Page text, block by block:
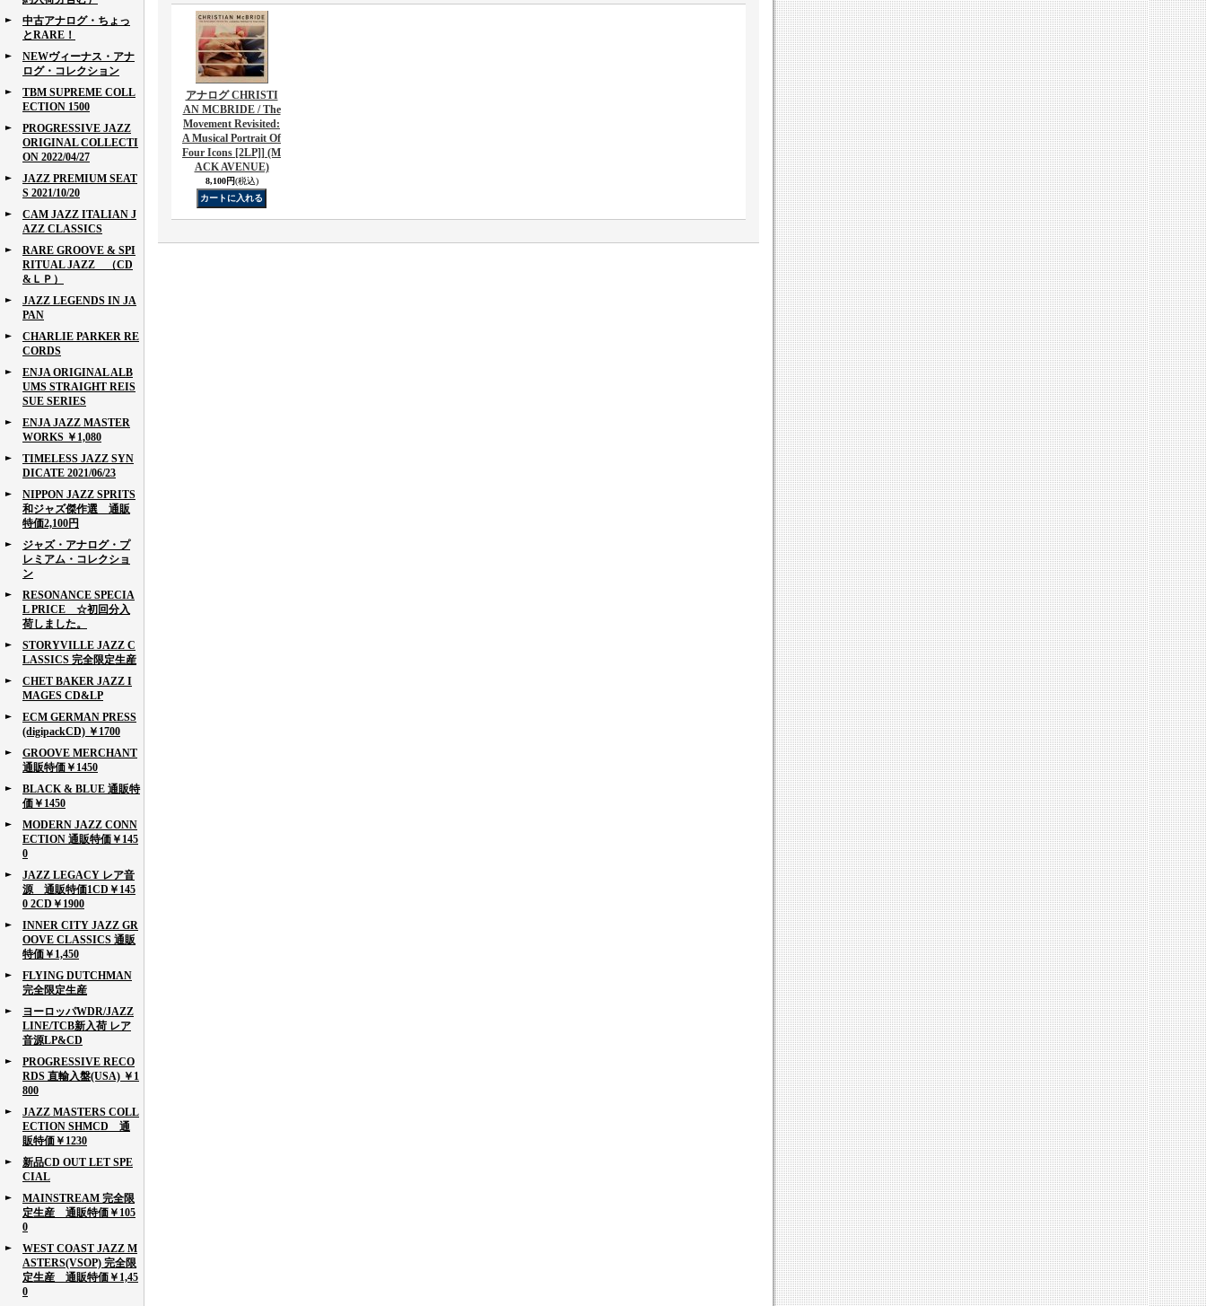
中古アナログ・ちょっ
とRARE！
NEWヴィーナス・アナ
ログ・コレクション
TBM SUPREME COLL
ECTION 1500
PROGRESSIVE JAZZ
ORIGINAL COLLECTI
ON 2022/04/27
JAZZ PREMIUM SEAT
S 2021/10/20
CAM JAZZ ITALIAN J
AZZ CLASSICS
RARE GROOVE & SPI
RITUAL JAZZ （CD
&ＬＰ）
JAZZ LEGENDS IN JA
PAN
CHARLIE PARKER RE
CORDS
ENJA ORIGINAL ALB
UMS STRAIGHT REIS
SUE SERIES
ENJA JAZZ MASTER
WORKS ￥1,080
TIMELESS JAZZ SYN
DICATE 2021/06/23
NIPPON JAZZ SPRITS
和ジャズ傑作選 通販
特価2,100円
ジャズ・アナログ・プ
レミアム・コレクショ
ン
RESONANCE SPECIA
L PRICE ☆初回分入
荷しました。
STORYVILLE JAZZ C
LASSICS 完全限定生産
CHET BAKER JAZZ I
MAGES CD&LP
ECM GERMAN PRESS
(digipackCD) ￥1700
GROOVE MERCHANT
通販特価￥1450
BLACK & BLUE 通販特
価￥1450
MODERN JAZZ CONN
ECTION 通販特価￥145
0
JAZZ LEGACY レア音
源 通販特価1CD￥145
0 2CD￥1900
INNER CITY JAZZ GR
OOVE CLASSICS 通販
特価￥1,450
FLYING DUTCHMAN
完全限定生産
ヨーロッパWDR/JAZZ
LINE/TCB新入荷 レア
音源LP&CD
PROGRESSIVE RECO
RDS 直輸入盤(USA) ￥1
800
JAZZ MASTERS COLL
ECTION SHMCD 通
販特価￥1230
新品CD OUT LET SPE
CIAL
MAINSTREAM 完全限
定生産 通販特価￥105
0
WEST COAST JAZZ M
ASTERS(VSOP) 完全限
定生産 通販特価￥1,45
0
アナログ CHRISTI
AN MCBRIDE / The
Movement Revisited:
A Musical Portrait Of
Four Icons [2LP]] (M
ACK AVENUE)
8,100円(税込)